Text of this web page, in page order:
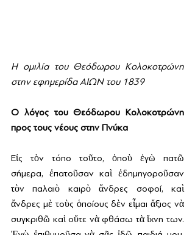
Η ομιλία του Θεόδωρου Κολοκοτρώνη
στην εφημερίδα ΑΙΩΝ του 1839
Ο λόγος του Θεόδωρου Κολοκοτρώνη
προς τους νέους στην Πνύκα
Εἰς τὸν τόπο τοῦτο, ὁποὺ ἐγὼ πατῶ
σήμερα, ἐπατοῦσαν καὶ ἐδημηγοροῦσαν
τὸν παλαιὸ καιρὸ ἄνδρες σοφοί, καὶ
ἄνδρες μὲ τοὺς ὁποίους δὲν εἶμαι ἄξιος νὰ
συγκριθῶ καὶ οὔτε νὰ φθάσω τὰ ἴχνη των.